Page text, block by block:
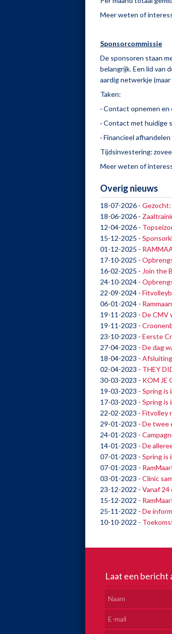
Meer weten of
Sponsorcommissie
De sponsoren staan
belangrijk. Een lid van
aardig netwerkje
Taken:
· Contact opnemen
· Contact met huidige
· Financieel
Tijdsinvestering:
Meer weten of
Overig nieuws
18-07-2026 -
18-06-2026 -
12-04-2026 -
15-12-2025 -
01-12-2025 -
17-10-2025 -
16-02-2025 - Join the
24-10-2024 -
22-09-2024 -
06-01-2024 -
19-11-2023 - De CMV
19-11-2023 -
23-10-2023 - Eerste
27-04-2023 - De dag
18-04-2023 -
02-04-2023 - THEY
30-03-2023 - KOM JE
19-03-2023 - Spring is
17-03-2023 - Spring is
22-02-2023 - Fitvolley
29-01-2023 - De twee
24-01-2023 -
14-01-2023 - De
07-01-2023 - Spring is
07-01-2023 -
03-01-2023 - Clinic
23-12-2022 - Vanaf 24
15-12-2022 -
25-11-2022 - De
10-10-2022 -
Laat een bericht